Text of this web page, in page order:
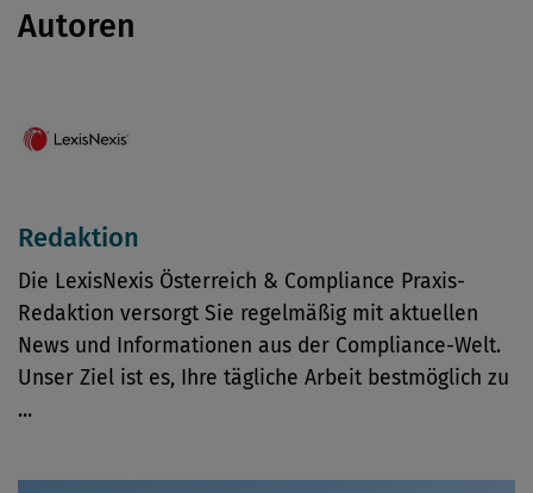
Autoren
Redaktion
Die LexisNexis Österreich & Compliance Praxis-
Redaktion versorgt Sie regelmäßig mit aktuellen
News und Informationen aus der Compliance-Welt.
Unser Ziel ist es, Ihre tägliche Arbeit bestmöglich zu
...